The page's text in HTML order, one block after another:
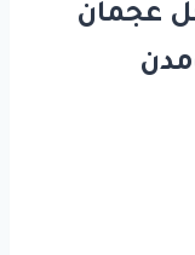
عجمان